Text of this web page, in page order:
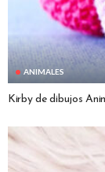
ANIMALES
Kirby de dibujos